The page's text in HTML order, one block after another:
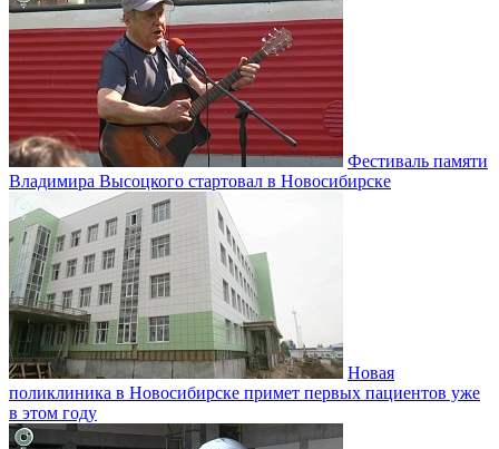
Фестиваль памяти
Владимира Высоцкого стартовал в Новосибирске
Новая
поликлиника в Новосибирске примет первых пациентов уже
в этом году